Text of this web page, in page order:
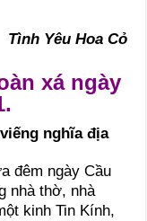
Tình Yêu Hoa Cỏ
xá ngày
nghĩa địa
đêm ngày Cầu
nhà thờ, nhà
kinh Tin Kính,